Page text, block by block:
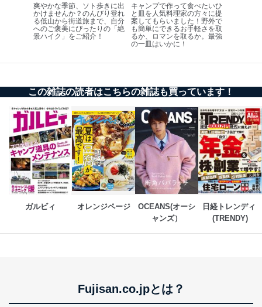
ータ（開示対象個人情報）の利用目的であり、下記4.の
開示等のご請求に対応させていただきます。
なお、6、7については、パートナー（提携企業）様又は
各SNS運営会社様にご請求いただきますようお願い致し
当社は、取得した個人情報を適切に管理し､あらかじめ
ません。ただし、次の場合は除きます。
法令に基づく場合
人の生命､身体または財産の保護のために必要がある
場合であって、本人の同意を得ることが困難であると
き。
公衆衛生の向上または児童の健全な育成の推進のため
に特に必要がある場合であって、本人の同意を得るこ
国の機関もしくは地方公共団体またはその委託を受け
た者が法令の定める事務を遂行することに対して協力
する必要がある場合であって、本人の同意を得ること
託・提供する場合、その業務に必要な範囲で委託・提
爽やかな季節、ソト歩きに出
かけませんか？のんびり登れ
る低山から街道旅まで、自分
へのご褒美にぴったりの「絶
景ハイク」をご紹介！
キャンプで作って食べたいひ
と皿を人気料理家の方々に提
案してもらいました！野外で
も簡単にできるお手軽さを取
るか、ロマンを取るか。最強
の一皿はいかに！
この雑誌の読者はこちらの雑誌も買っています！
ガルビィ オレンジページ
OCEANS(オーシ
ャンズ）
日経トレンディ
(TRENDY)
Fujisan.co.jpとは？